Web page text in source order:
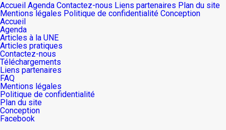
Accueil Agenda Contactez-nous Liens partenaires Plan du site
Mentions légales Politique de confidentialité Conception
Accueil
Agenda
Articles à la UNE
Articles pratiques
Contactez-nous
Téléchargements
Liens partenaires
FAQ
Mentions légales
Politique de confidentialité
Plan du site
Conception
Facebook